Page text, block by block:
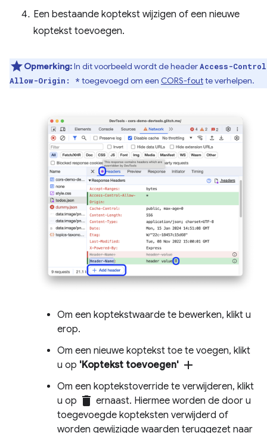
Een bestaande koptekst wijzigen of een nieuwe
koptekst toevoegen.
Opmerking:In dit voorbeeld wordt de headerAccess-
Allow-Origin: * toegevoegd om een ​​CORS-foutte verhelpen.
Om een ​​koptekstwaarde te bewerken, klikt u
erop.
Om een ​​nieuwe koptekst toe te voegen, klikt
u op 'Koptekst toevoegen' add
Om een ​​koptekstoverride te verwijderen, klikt
u op delete ernaast. Hiermee worden de door u
toegevoegde kopteksten verwijderd of
worden gewijzigde waarden teruggezet naar